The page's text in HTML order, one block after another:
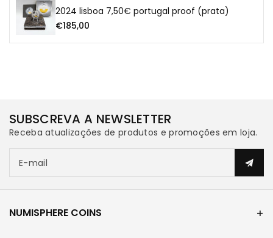
2024 lisboa 7,50€ portugal proof (prata)
€185,00
SUBSCREVA A NEWSLETTER
Receba atualizações de produtos e promoções em loja.
E-mail
NUMISPHERE COINS